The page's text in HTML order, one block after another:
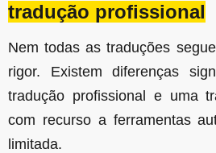
tradução profissional
Nem todas as traduções
rigor. Existem diferenças
tradução profissional e uma
com recurso a ferramentas
limitada.